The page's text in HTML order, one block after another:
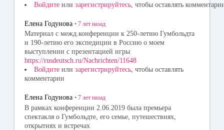
Войдите или зарегистрируйтесь , чтобы оставлять
Елена Годунова • 7 лет назад
Материал с межд.конференции к 250-летию Гумбольдта
и 190-летию его экспедиции в Россию о моем
выступлении с презентацией игры
https://rusdeutsch.ru/Nachrichten/11648
Войдите или зарегистрируйтесь, чтобы оставлять
комментарии
Елена Годунова • 7 лет назад
В рамках конференции 2.06.2019 была премьера
спектакля о Гумбольдте, его семье, путешествиях,
открытиях и встречах